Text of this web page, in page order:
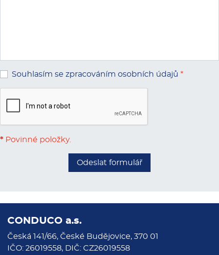
Souhlasím se zpracováním osobních údajů *
* Povinné položky.
Odeslat formulář
CONDUCO a.s.
Česká 141/66, České Budějovice, 370 01
IČO: 26019558, DIČ: CZ26019558